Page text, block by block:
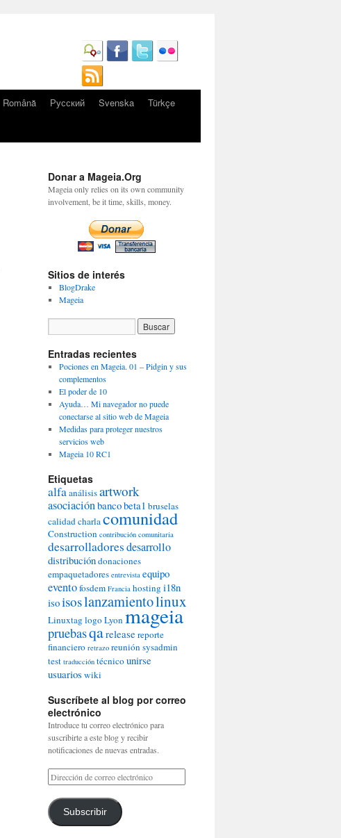
Română Русский Svenska
Türkçe
Donar a Mageia.Org
Mageia only relies on its own community
involvement, be it time, skills, money.
Sitios de interés
BlogDrake
Mageia
Entradas recientes
Pociones en Mageia. 01 – Pidgin y sus
complementos
El poder de 10
Ayuda… Mi navegador no puede
conectarse al sitio web de Mageia
Medidas para proteger nuestros
servicios web
Mageia 10 RC1
Etiquetas
alfaanálisisartwork
asociaciónbancobeta1 bruselas
calidadcharlacomunidad
Construction contribución comunitaria
desarrolladoresdesarrollo
distribucióndonaciones
empaquetadores entrevista equipo
eventofosdem Francia hosting i18n
isoisoslanzamientolinux
Linuxtag logoLyonmageia
pruebasqareleasereporte
financiero retrazo reuniónsysadmin
test traducción técnicounirse
usuarios wiki
Suscríbete al blog por correo
electrónico
Introduce tu correo electrónico para
suscribirte a este blog y recibir
notificaciones de nuevas entradas.
Subscribir